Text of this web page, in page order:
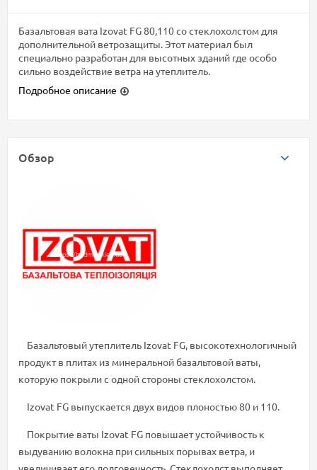
Базальтовая вата Izovat FG 80,110 со стеклохолстом для
дополнительной ветрозащиты. Этот материал был
специально разработан для высотных зданий где особо
сильно воздействие ветра на утеплитель.
Подробное описание
Обзор
Базальтовый утеплитель Izovat FG, высокотехнологичный
продукт в плитах из минеральной базальтовой ваты,
которую покрыли с одной стороны стеклохолстом.
Izovat FG выпускается двух видов плоностью 80 и 110.
Покрытие ваты Izovat FG повышает устойчивость к
выдуванию волокна при сильных порывах ветра, и